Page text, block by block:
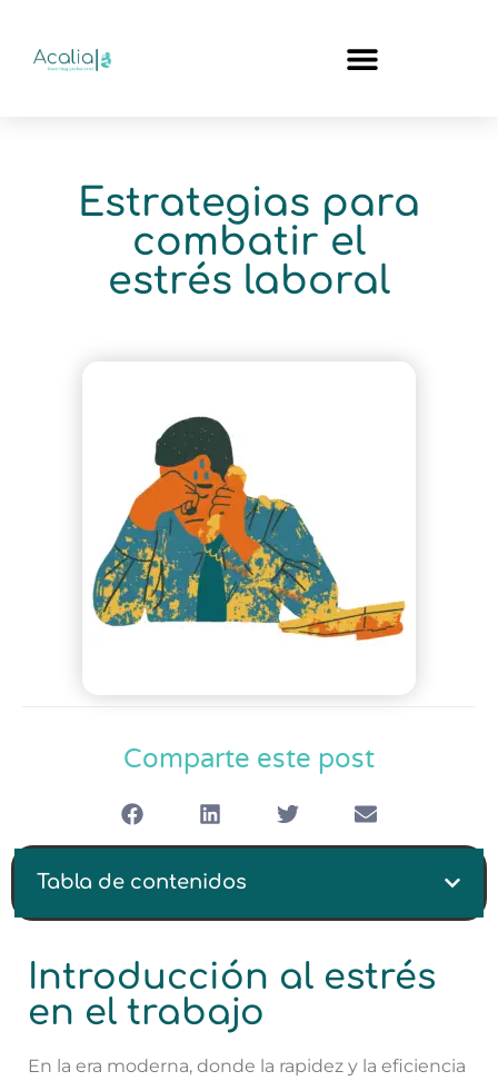
Estrategias para
combatir el
estrés laboral
Comparte este post
Tabla de contenidos
Introducción al estrés
en el trabajo
En la era moderna, donde la rapidez y la eficiencia